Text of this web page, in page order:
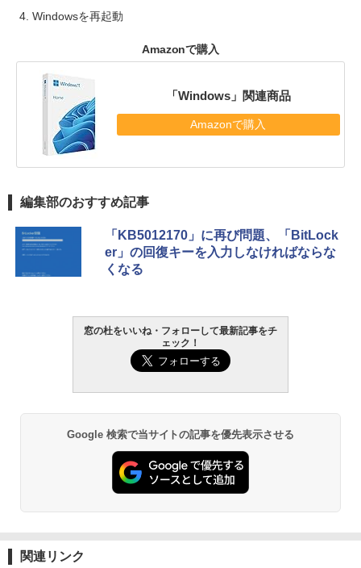
Windowsを再起動
Amazonで購入
「Windows」関連商品
Amazonで購入
編集部のおすすめ記事
「KB5012170」に再び問題、「BitLock
er」の回復キーを入力しなければならな
くなる
窓の杜をいいね・フォローして最新記事をチ
ェック！
Google 検索で当サイトの記事を優先表示させる
関連リンク